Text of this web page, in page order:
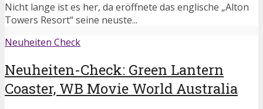
Nicht lange ist es her, da eröffnete das englische „Alton
Towers Resort“ seine neuste...
Neuheiten Check
Neuheiten-Check: Green Lantern
Coaster, WB Movie World Australia